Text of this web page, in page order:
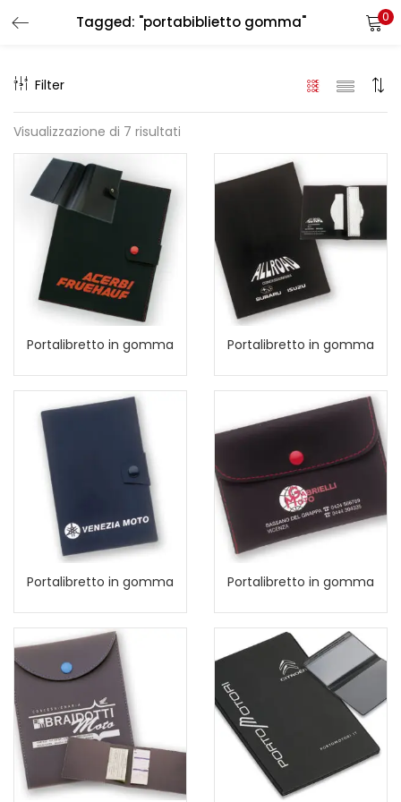
Tagged: "portabiblietto gomma" 0
Filter
Visualizzazione di 7 risultati
Portalibretto in gomma Portalibretto in gomma
Portalibretto in gomma Portalibretto in gomma
LOGIN REGISTER
Enter your username and password to login.
Remember me
Login
Lost password?